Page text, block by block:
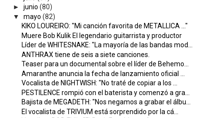
► junio (80)
▼
mayo (82)
KIKO LOUREIRO: "Mi canción favorita de METALLICA ..."
Muere Bob Kulik El legendario guitarrista y productor
Líder de WHITESNAKE: "La mayoría de las bandas mod...
ANTHRAX tiene de seis a siete canciones.
Teaser para un documental sobre el líder de Behemo...
Amaranthe anuncia la fecha de lanzamiento oficial ...
Vocalista de NIGHTWISH: "No traté de copiar a los ...
PESTILENCE rompió con el baterista y comenzó a gra...
Bajista de MEGADETH: "Nos negamos a grabar el álbu...
El vocalista de TRIVIUM está sorprendido por la cá...